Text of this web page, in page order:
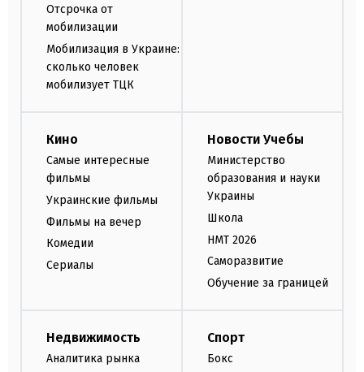
Отсрочка от
мобилизации
Мобилизация в Украине:
сколько человек
мобилизует ТЦК
Кино
Самые интересные
фильмы
Украинские фильмы
Фильмы на вечер
Комедии
Сериалы
Новости Учебы
Министерство
образования и науки
Украины
Школа
НМТ 2026
Саморазвитие
Обучение за границей
Недвижимость
Аналитика рынка
Спорт
Бокс